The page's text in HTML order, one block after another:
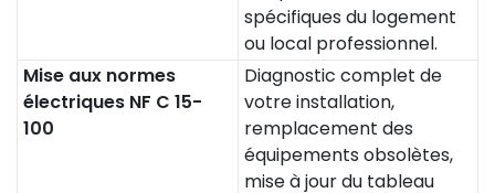
spécifiques du logement
ou local professionnel.
Mise aux normes
électriques NF C 15-
100
Diagnostic complet de
votre installation,
remplacement des
équipements obsolètes,
mise à jour du tableau